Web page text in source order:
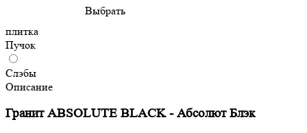
Выбрать
плитка
Пучок
Слэбы
Описание
Гранит ABSOLUTE BLACK - Абсолют Блэк